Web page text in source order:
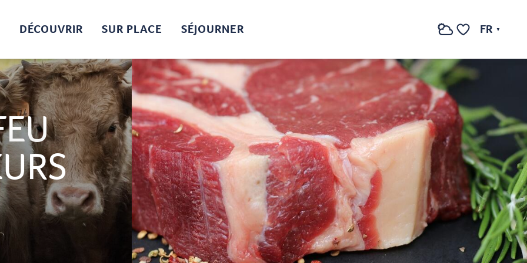
Recherche FR
DÉCOUVRIR SUR PLACE SÉJOURNER
Voir les photos (2)